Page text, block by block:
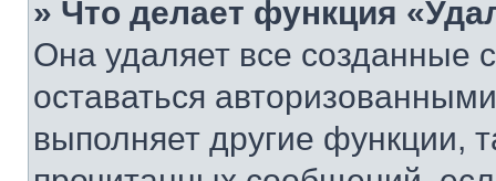
» Что делает функция
Она удаляет все созданные
оставаться
выполняет другие функции,